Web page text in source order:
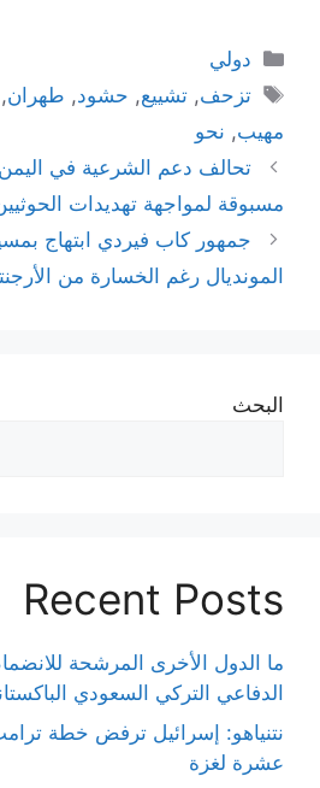
التصنيفات
دولي
الوسوم
تزحف,تشييع, حشود, طهران
مهيب, نحو
تحالف دعم الشرعية في اليمن
مسبوقة لمواجهة تهديدات
جمهور كاب فيردي ابتهاج
المونديال رغم الخسارة من
البحث
Recent Posts
ما الدول الأخرى المرشحة
الدفاعي التركي السعودي
نتنياهو: إسرائيل ترفض خطة
عشرة لغزة